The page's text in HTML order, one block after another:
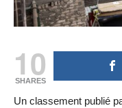
10
SHARES
Un classement publié